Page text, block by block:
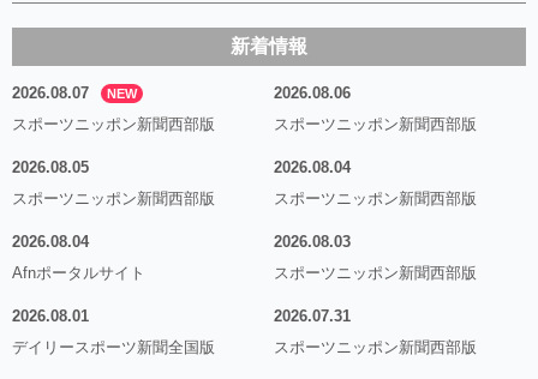
新着情報
2026.08.07 NEW
スポーツニッポン新聞西部版
2026.08.06
スポーツニッポン新聞西部版
2026.08.05
スポーツニッポン新聞西部版
2026.08.04
スポーツニッポン新聞西部版
2026.08.04
Afnポータルサイト
2026.08.03
スポーツニッポン新聞西部版
2026.08.01
デイリースポーツ新聞全国版
2026.07.31
スポーツニッポン新聞西部版